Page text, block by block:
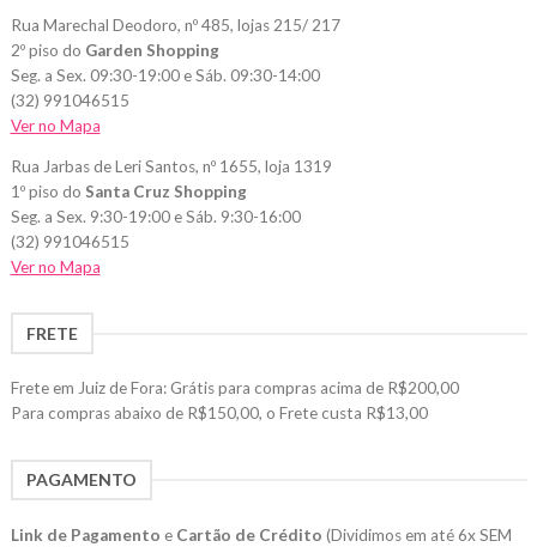
Rua Marechal Deodoro, nº 485, lojas 215/ 217
2º piso do Garden Shopping
Seg. a Sex. 09:30-19:00 e Sáb. 09:30-14:00
(32) 991046515
Ver no Mapa
Rua Jarbas de Leri Santos, nº 1655, loja 1319
1º piso do Santa Cruz Shopping
Seg. a Sex. 9:30-19:00 e Sáb. 9:30-16:00
(32) 991046515
Ver no Mapa
FRETE
Frete em Juiz de Fora: Grátis para compras acima de R$200,00
Para compras abaixo de R$150,00, o Frete custa R$13,00
PAGAMENTO
Link de Pagamento e Cartão de Crédito (Dividimos em até 6x SEM